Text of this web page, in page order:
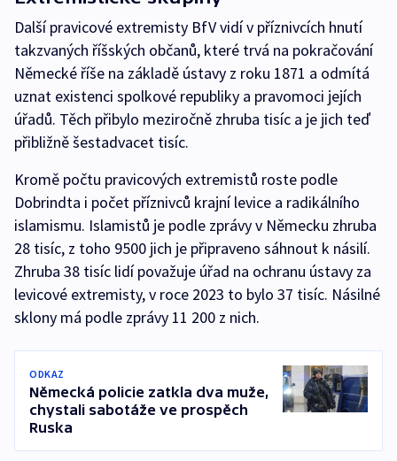
Další pravicové extremisty BfV vidí v příznivcích hnutí
takzvaných říšských občanů, které trvá na pokračování
Německé říše na základě ústavy z roku 1871 a odmítá
uznat existenci spolkové republiky a pravomoci jejích
úřadů. Těch přibylo meziročně zhruba tisíc a je jich teď
přibližně šestadvacet tisíc.
Kromě počtu pravicových extremistů roste podle
Dobrindta i počet příznivců krajní levice a radikálního
islamismu. Islamistů je podle zprávy v Německu zhruba
28 tisíc, z toho 9500 jich je připraveno sáhnout k násilí.
Zhruba 38 tisíc lidí považuje úřad na ochranu ústavy za
levicové extremisty, v roce 2023 to bylo 37 tisíc. Násilné
sklony má podle zprávy 11 200 z nich.
ODKAZ
Německá policie zatkla dva muže,
chystali sabotáže ve prospěch
Ruska